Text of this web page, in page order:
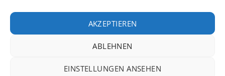
AKZEPTIEREN
ABLEHNEN
EINSTELLUNGEN ANSEHEN
um den Kauf landwirtschaftlicher Bedarfsartikel geht.